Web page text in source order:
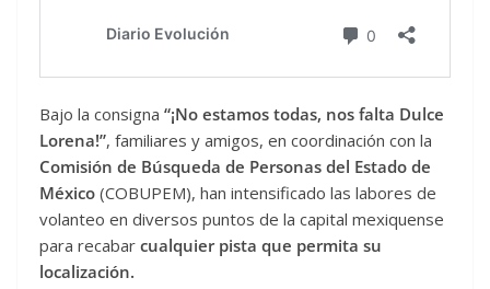
Bajo la consigna “¡No estamos todas, nos falta Dulce
Lorena!”, familiares y amigos, en coordinación con la
Comisión de Búsqueda de Personas del Estado de
México (COBUPEM), han intensificado las labores de
volanteo en diversos puntos de la capital mexiquense
para recabar cualquier pista que permita su
localización.